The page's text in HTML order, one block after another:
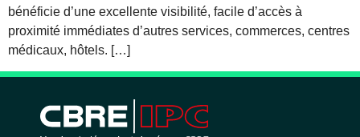
bénéficie d’une excellente visibilité, facile d’accès à
proximité immédiates d’autres services, commerces, centres
médicaux, hôtels. […]